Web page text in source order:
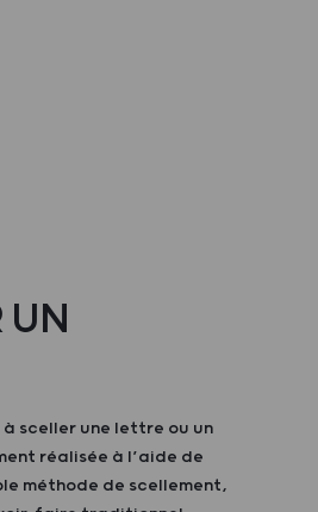
UN
sceller une lettre ou un
réalisée à l’aide de
méthode de scellement,